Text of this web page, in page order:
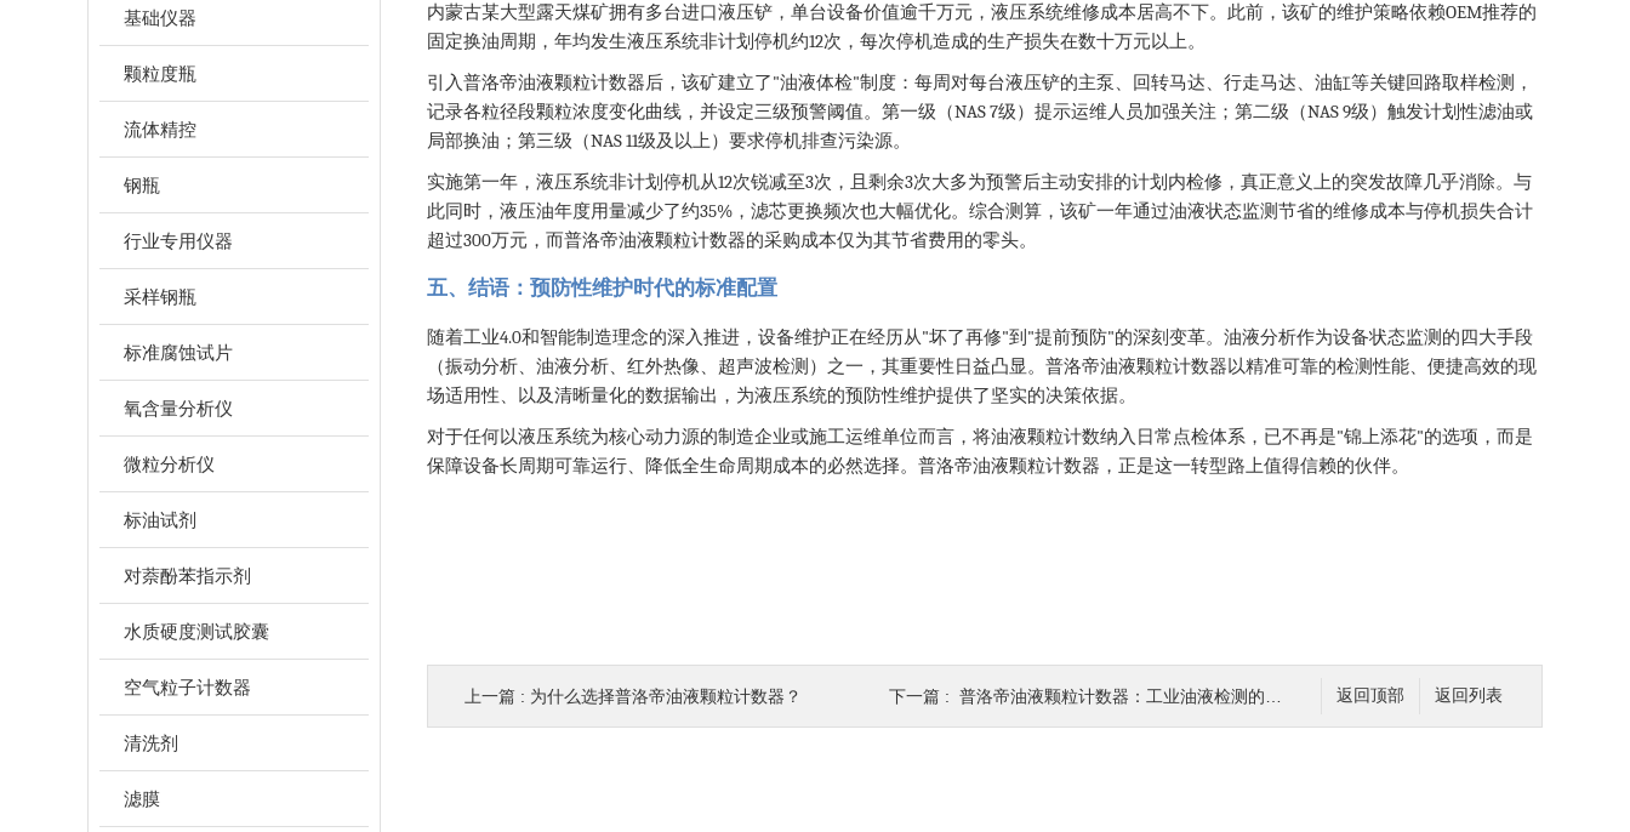
基础仪器
颗粒度瓶
流体精控
钢瓶
行业专用仪器
采样钢瓶
标准腐蚀试片
氧含量分析仪
微粒分析仪
标油试剂
对萘酚苯指示剂
水质硬度测试胶囊
空气粒子计数器
清洗剂
滤膜
内蒙古某大型露天煤矿拥有多台进口液压铲，单台设备价值逾千万元，液压系统维修成本居高不下。此前，该矿的维护策略依赖OEM推荐的
固定换油周期，年均发生液压系统非计划停机约12次，每次停机造成的生产损失在数十万元以上。
引入普洛帝油液颗粒计数器后，该矿建立了"油液体检"制度：每周对每台液压铲的主泵、回转马达、行走马达、油缸等关键回路取样检测，
记录各粒径段颗粒浓度变化曲线，并设定三级预警阈值。第一级（NAS 7级）提示运维人员加强关注；第二级（NAS 9级）触发计划性滤油或
局部换油；第三级（NAS 11级及以上）要求停机排查污染源。
实施第一年，液压系统非计划停机从12次锐减至3次，且剩余3次大多为预警后主动安排的计划内检修，真正意义上的突发故障几乎消除。与
此同时，液压油年度用量减少了约35% ，滤芯更换频次也大幅优化。综合测算，该矿一年通过油液状态监测节省的维修成本与停机损失合计
超过300万元，而普洛帝油液颗粒计数器的采购成本仅为其节省费用的零头。
五、结语：预防性维护时代的标准配置
随着工业4.0和智能制造理念的深入推进，设备维护正在经历从"坏了再修"到 "提前预防"的深刻变革。油液分析作为设备状态监测的四大手段
（振动分析、油液分析、红外热像、超声波检测）之一，其重要性日益凸显。普洛帝油液颗粒计数器以精准可靠的检测性能、便捷高效的现
场适用性、以及清晰量化的数据输出，为液压系统的预防性维护提供了坚实的决策依据。
对于任何以液压系统为核心动力源的制造企业或施工运维单位而言，将油液颗粒计数纳入日常点检体系，已不再是"锦上添花"的选项，而是
保障设备长周期可靠运行、降低全生命周期成本的必然选择。普洛帝油液颗粒计数器，正是这一转型路上值得信赖的伙伴。
返回列表
返回顶部
上一篇 : 为什么选择普洛帝油液颗粒计数器？ 下一篇 : 普洛帝油液颗粒计数器：工业油液检测的精密利器